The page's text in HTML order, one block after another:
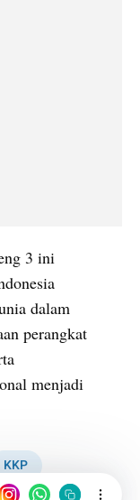
3 ini
dalam
perangkat
menjadi
KKP